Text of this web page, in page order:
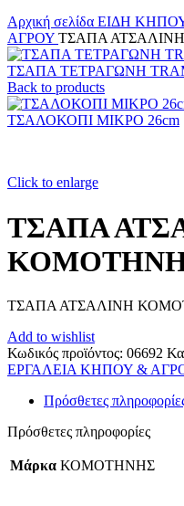
Αρχική σελίδα ΕΙΔΗ
ΑΓΡΟΥ ΤΣΑΠΑ
ΤΣΑΠΑ ΤΕΤΡΑΓΩΝΗ
Back to products
ΤΣΑΛΟΚΟΠΙ ΜΙΚΡΟ 26cm
Click to enlarge
ΤΣΑΠΑ
ΤΣΑΠΑ ΑΤΣΑΛΙΝΗ
Add to wishlist
Κωδικός προϊόντος: 06692
ΕΡΓΑΛΕΙΑ ΚΗΠΟΥ &
Πρόσθετες
Πρόσθετες πληροφορίες
Μάρκα ΚΟΜΟΤΗΝΗΣ